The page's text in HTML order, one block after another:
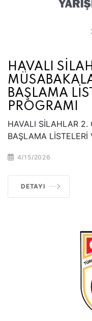
HAVALI
BAŞLAMA
PROGRAMI
HAVALI SİLAHLAR 2.
BAŞLAMA LİSTELERİ
4/15/2026
DETAYI